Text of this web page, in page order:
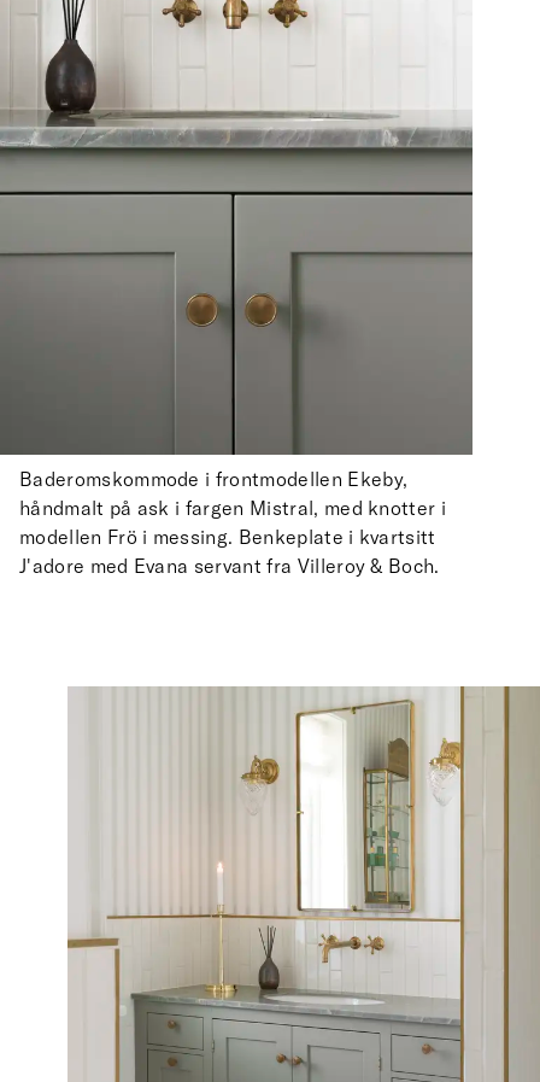
Baderomskommode i frontmodellen Ekeby,
håndmalt på ask i fargen Mistral, med knotter i
modellen Frö i messing. Benkeplate i kvartsitt
J'adore med Evana servant fra Villeroy & Boch.